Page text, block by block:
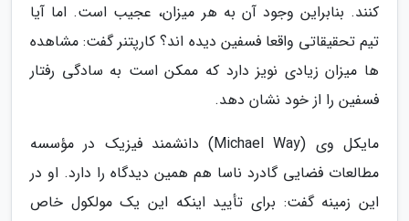
کنند. بنابراین وجود آن به هر میزان، عجیب است. اما آیا
تیم تحقیقاتی واقعا فسفین دیده اند؟ کارپتنر گفت: مشاهده
ها میزان زیادی نویز دارد که ممکن است به سادگی رفتار
فسفین را از خود نشان دهد.
مایکل وی (Michael Way) دانشمند فیزیک در مؤسسه
مطالعات فضایی گادرد ناسا هم همین دیدگاه را دارد. او در
این زمینه گفت: برای تأیید اینکه این یک مولکول خاص